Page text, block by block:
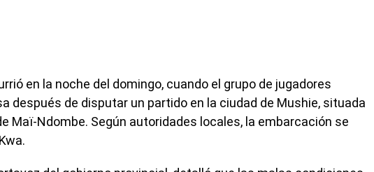
en la noche del domingo, cuando el grupo de jugadores
después de disputar un partido en la ciudad de Mushie, situada
Maï-Ndombe. Según autoridades locales, la embarcación se